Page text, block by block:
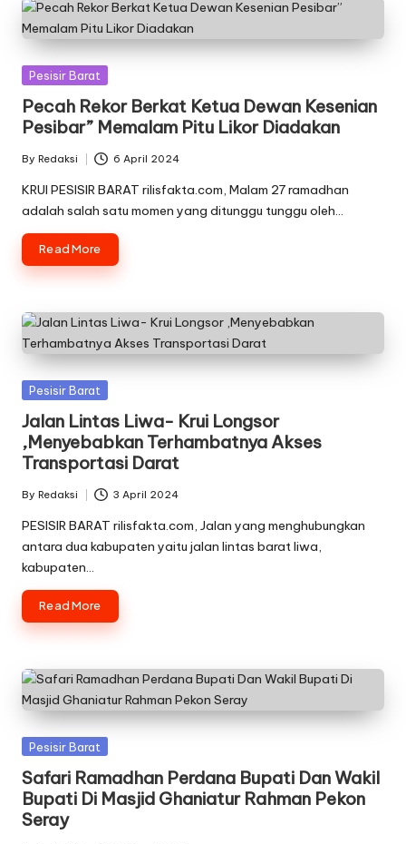
Posted
Pesisir Barat
Pecah Rekor Berkat Ketua Dewan Kesenian
Pesibar” Memalam Pitu Likor Diadakan
Posted
by
By Redaksi 6 April 2024
KRUI PESISIR BARAT rilisfakta.com, Malam 27 ramadhan
adalah salah satu momen yang ditunggu tunggu oleh…
Read More
Posted
Pesisir Barat
Jalan Lintas Liwa- Krui Longsor
,Menyebabkan Terhambatnya Akses
Transportasi Darat
Posted
by
By Redaksi 3 April 2024
PESISIR BARAT rilisfakta.com, Jalan yang menghubungkan
antara dua kabupaten yaitu jalan lintas barat liwa,
kabupaten…
Read More
Posted
Pesisir Barat
Safari Ramadhan Perdana Bupati Dan Wakil
Bupati Di Masjid Ghaniatur Rahman Pekon
Seray